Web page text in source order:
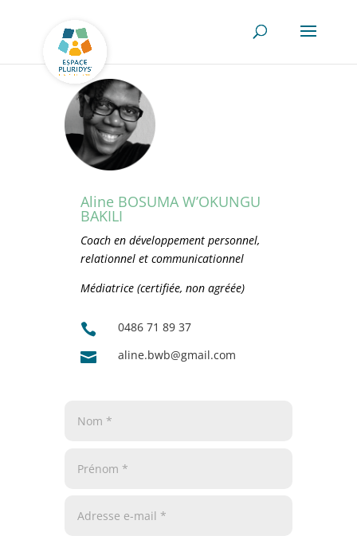
Aline BOSUMA W’OKUNGU
BAKILI
Coach en développement personnel,
relationnel et communicationnel
Médiatrice (certifiée, non agréée)
 0486 71 89 37
 aline.bwb@gmail.com